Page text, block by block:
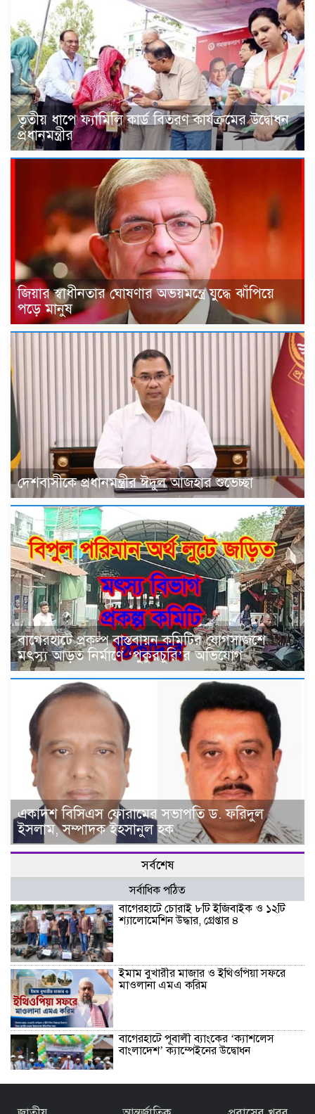
তৃতীয় ধাপে ফ্যামিলি কার্ড বিতরণ কার্যক্রমের উদ্বোধন
প্রধানমন্ত্রীর
জিয়ার স্বাধীনতার ঘোষণার অভয়মন্ত্রে যুদ্ধে ঝাঁপিয়ে
পড়ে মানুষ
দেশবাসীকে প্রধানমন্ত্রীর ঈদুল আজহার শুভেচ্ছা
বাগেরহাটে প্রকল্প বাস্তবায়ন কমিটির যোগসাজশে
মৎস্য আড়ত নির্মাণে ‘পুকুরচুরি’র অভিযোগ
একাদশ বিসিএস ফোরামের সভাপতি ড. ফরিদুল
ইসলাম, সম্পাদক ইহসানুল হক
সর্বশেষ
সর্বাধিক পঠিত
বাগেরহাটে চোরাই ৮টি ইজিবাইক ও ১২টি
শ্যালোমেশিন উদ্ধার, গ্রেপ্তার ৪
ইমাম বুখারীর মাজার ও ইথিওপিয়া সফরে
মাওলানা এমএ করিম
বাগেরহাটে পূবালী ব্যাংকের ‘ক্যাশলেস
বাংলাদেশ’ ক্যাম্পেইনের উদ্বোধন
বাজেটকে সময়োপযোগী ও জনকল্যাণমুখী